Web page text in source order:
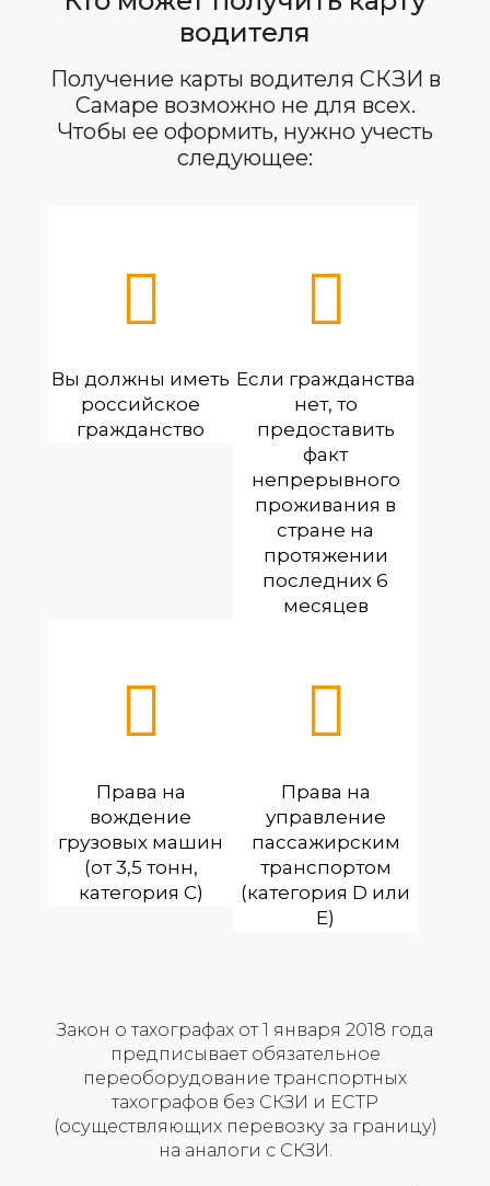
водителя
Получение карты водителя СКЗИ в
Самаре возможно не для всех.
Чтобы ее оформить, нужно учесть
следующее:
Вы должны иметь
российское
гражданство
Если гражданства
нет, то
предоставить
факт
непрерывного
проживания в
стране на
протяжении
последних 6
месяцев
Права на
вождение
грузовых машин
(от 3,5 тонн,
категория С)
Права на
управление
пассажирским
транспортом
(категория D или
E)
Закон о тахографах от 1 января 2018 года
предписывает обязательное
переоборудование транспортных
тахографов без СКЗИ и ЕСТР
(осуществляющих перевозку за границу)
на аналоги с СКЗИ.